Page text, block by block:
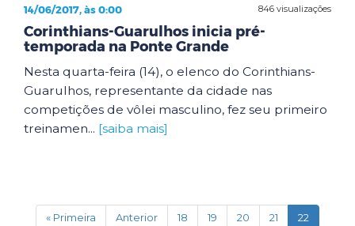
846 visualizações
14/06/2017, às 0:00
Corinthians-Guarulhos inicia pré-
temporada na Ponte Grande
Nesta quarta-feira (14), o elenco do Corinthians-
Guarulhos, representante da cidade nas
competições de vôlei masculino, fez seu primeiro
treinamen... [saiba mais]
« Primeira Anterior 18 19 20 21 22